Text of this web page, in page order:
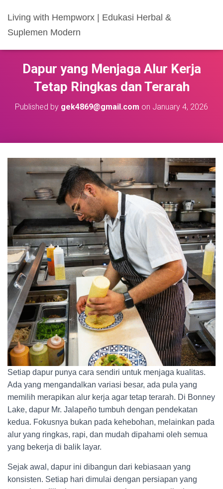
Living with Hempworx | Edukasi Herbal &
Suplemen Modern
Dapur yang Menjaga Alur Kerja
Tetap Ringkas dan Terarah
Published by gek4869@gmail.com on January 4, 2026
Setiap dapur punya cara sendiri untuk menjaga kualitas.
Ada yang mengandalkan variasi besar, ada pula yang
memilih merapikan alur kerja agar tetap terarah. Di Bonney
Lake, dapur Mr. Jalapeño tumbuh dengan pendekatan
kedua. Fokusnya bukan pada kehebohan, melainkan pada
alur yang ringkas, rapi, dan mudah dipahami oleh semua
yang bekerja di balik layar.
Sejak awal, dapur ini dibangun dari kebiasaan yang
konsisten. Setiap hari dimulai dengan persiapan yang